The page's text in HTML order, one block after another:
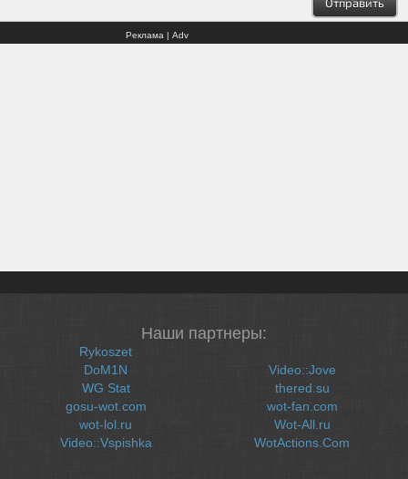
Реклама | Adv
Наши партнеры:
Rykoszet
DoM1N
WG Stat
gosu-wot.com
wot-lol.ru
Video::Vspishka
Video::Jove
thered.su
wot-fan.com
Wot-All.ru
WotActions.Com